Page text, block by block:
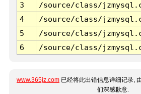
3 /source/class/
4
/source/class/
5
/source/class/
6
/source/class/
www.365jz.com 已经将此出错信息详细记录,
们深感歉意.